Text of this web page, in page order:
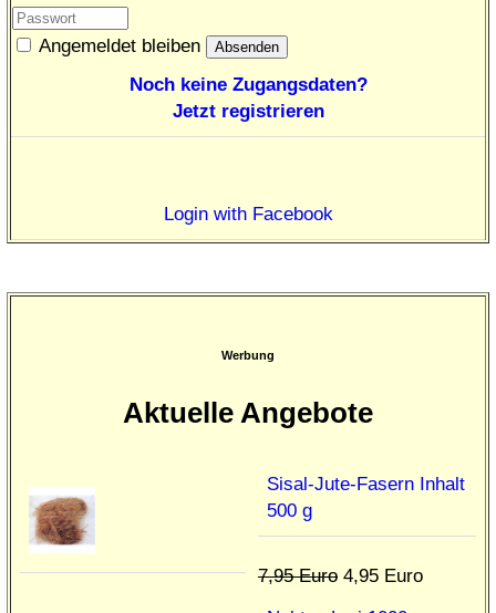
Angemeldet bleiben
Noch keine Zugangsdaten?
Jetzt registrieren
Login with Facebook
Werbung
Aktuelle Angebote
Sisal-Jute-Fasern Inhalt
500 g
7,95 Euro 4,95 Euro